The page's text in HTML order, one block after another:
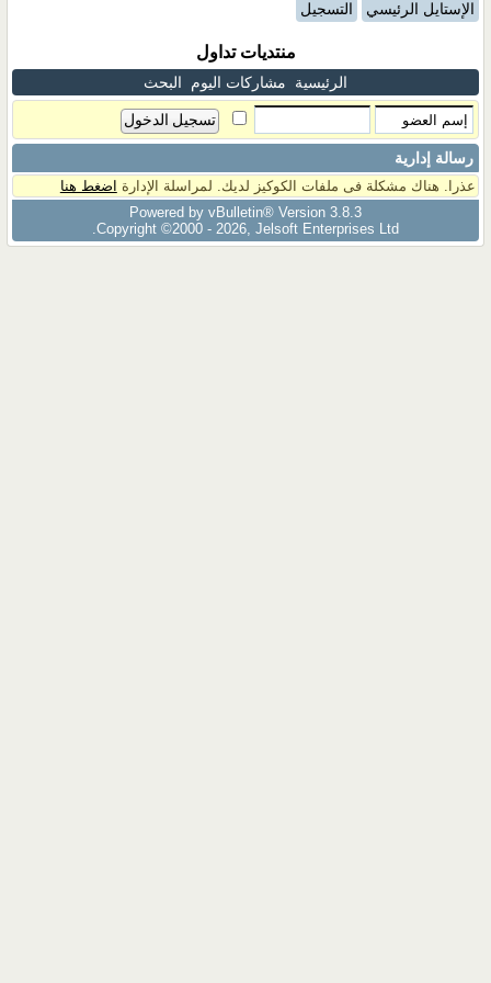
الإستايل الرئيسي التسجيل
منتديات تداول
الرئيسية مشاركات اليوم البحث
رسالة إدارية
عذرا. هناك مشكلة فى ملفات الكوكيز لديك. لمراسلة الإدارة اضغط هنا
Powered by vBulletin® Version 3.8.3
Copyright ©2000 - 2026, Jelsoft Enterprises Ltd.